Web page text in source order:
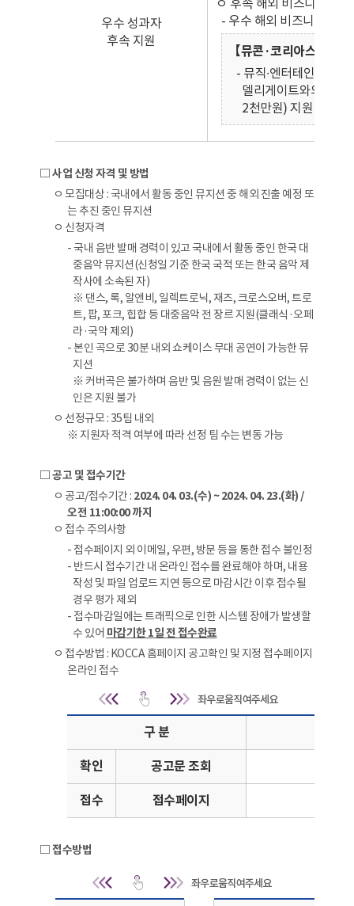
우수 성과자
후속 지원
ㅇ 후속 해외 비즈니스 지원
- 우수 해외 비즈니스 발
【뮤콘·코리아스포트
- 뮤직∙엔터테인먼트
델리게이트와의 비즈
2천만원) 지원
□ 사업 신청 자격 및 방법
ㅇ 모집대상 : 국내에서 활동 중인 뮤지션 중 해외 진출 예정 또
는 추진 중인 뮤지션
ㅇ 신청자격
- 국내 음반 발매 경력이 있고 국내에서 활동 중인 한국 대
중음악 뮤지션(신청일 기준 한국 국적 또는 한국 음악 제
작사에 소속된 자)
※ 댄스, 록, 알앤비, 일렉트로닉, 재즈, 크로스오버, 트로
트, 팝, 포크, 힙합 등 대중음악 전 장르 지원(클래식·오페
라·국악 제외)
- 본인 곡으로 30분 내외 쇼케이스 무대 공연이 가능한 뮤
지션
※ 커버곡은 불가하며 음반 및 음원 발매 경력이 없는 신
인은 지원 불가
ㅇ 선정규모 : 35팀 내외
※ 지원자 적격 여부에 따라 선정 팀 수는 변동 가능
□ 공고 및 접수기간
ㅇ 공고/접수기간 : 2024. 04. 03.(수) ~ 2024. 04. 23.(화) /
오전 11:00:00 까지
ㅇ 접수 주의사항
- 접수페이지 외 이메일, 우편, 방문 등을 통한 접수 불인정
- 반드시 접수기간 내 온라인 접수를 완료해야 하며, 내용
작성 및 파일 업로드 지연 등으로 마감시간 이후 접수될
경우 평가 제외
- 접수마감일에는 트래픽으로 인한 시스템 장애가 발생할
수 있어 마감기한 1일 전 접수완료
ㅇ 접수방법 : KOCCA 홈페이지 공고확인 및 지정 접수페이지
온라인 접수
공고 및 접수기간 | 접수방법 : KOCCA 홈페이지 공
구 분
확인 공고문 조회
접수 접수페이지
□ 접수방법
접수방법 | 접수방법